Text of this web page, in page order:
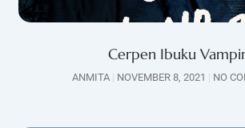
Cerpen Ibuku
ANMITA NOVEMBER 8, 2021 NO